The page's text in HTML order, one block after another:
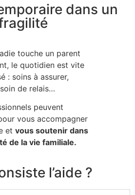
dans un
touche un parent
le quotidien est vite
: soins à assurer,
de relais…
peuvent
vous accompagner
et vous soutenir dans
de la vie familiale.
l’aide ?